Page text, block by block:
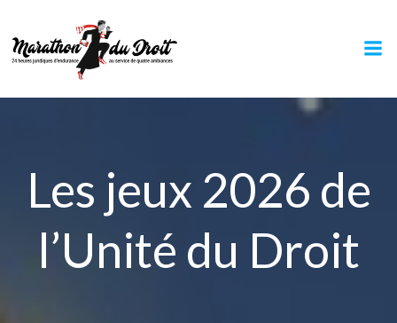
Les jeux 2026 de
l’Unité du Droit